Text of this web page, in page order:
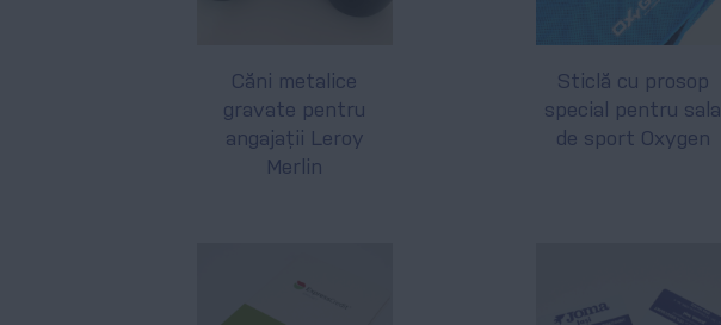
Căni metalice
gravate pentru
angajații Leroy
Merlin
Sticlă cu prosop
special pentru sala
de sport Oxygen